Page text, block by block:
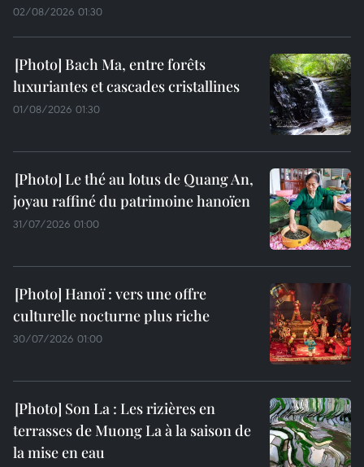
02/08/2026 01:30
Bach Ma, entre forêts
luxuriantes et cascades cristallines
01/08/2026 01:30
Le thé au lotus de Quang An,
joyau raffiné du patrimoine hanoïen
31/07/2026 01:00
Hanoï : vers une offre
culturelle nocturne plus riche
30/07/2026 01:00
Son La : Les rizières en
terrasses de Muong La à la saison de
la mise en eau